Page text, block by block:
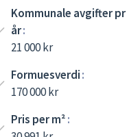
Kommunale avgifter pr
år
21 000 kr
Formuesverdi
170 000 kr
Pris per m²